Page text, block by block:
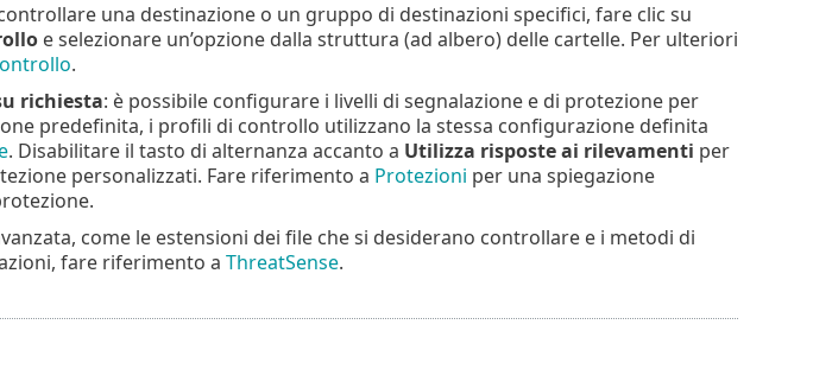
una destinazione o un gruppo di destinazioni specifici, fare clic su
e selezionare un’opzione dalla struttura (ad albero) delle cartelle. Per ulteriori
.
richiesta: è possibile configurare i livelli di segnalazione e di protezione per
predefinita, i profili di controllo utilizzano la stessa configurazione definita
. Disabilitare il tasto di alternanza accanto a Utilizza risposte ai rilevamenti per
personalizzati. Fare riferimento a Protezioni per una spiegazione
come le estensioni dei file che si desiderano controllare e i metodi di
fare riferimento a ThreatSense.